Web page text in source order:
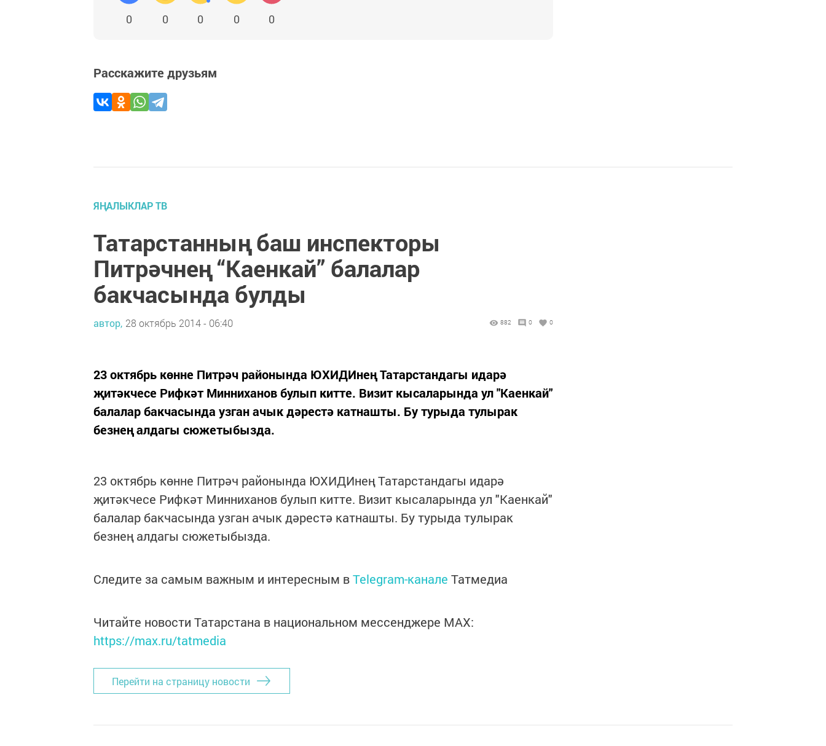
0 0 0 0 0
Расскажите друзьям
ЯҢАЛЫКЛАР ТВ
Татарстанның баш инспекторы
Питрәчнең “Каенкай” балалар
бакчасында булды
автор, 28 октябрь 2014 - 06:40 882 0 0
23 октябрь көнне Питрәч районында ЮХИДИнең Татарстандагы идарә
җитәкчесе Рифкәт Минниханов булып китте. Визит кысаларында ул "Каенкай"
балалар бакчасында узган ачык дәрестә катнашты. Бу турыда тулырак
безнең алдагы сюжетыбызда.
23 октябрь көнне Питрәч районында ЮХИДИнең Татарстандагы идарә
җитәкчесе Рифкәт Минниханов булып китте. Визит кысаларында ул "Каенкай"
балалар бакчасында узган ачык дәрестә катнашты. Бу турыда тулырак
безнең алдагы сюжетыбызда.
Следите за самым важным и интересным вTelegram-канале Татмедиа
Читайте новости Татарстана в национальном мессенджере MАХ:
https://max.ru/tatmedia
Перейти на страницу новости